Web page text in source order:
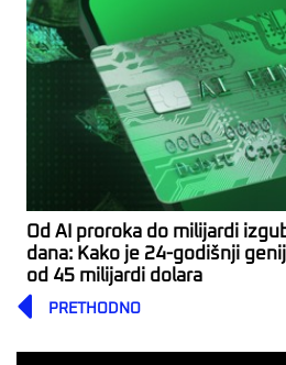
Od AI proroka do milijardi
dana: Kako je 24-godišnji
od 45 milijardi dolara
Prev
PRETHODNO